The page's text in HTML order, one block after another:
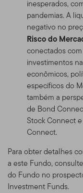
inesperados,
pandemias. A
negativo no
Risco do
conectados
investimentos
econômicos,
específicos do
também a
de Bond
Stock Connect
Connect.
Para obter detalhes
a este Fundo,
do Fundo no
Investment Funds.